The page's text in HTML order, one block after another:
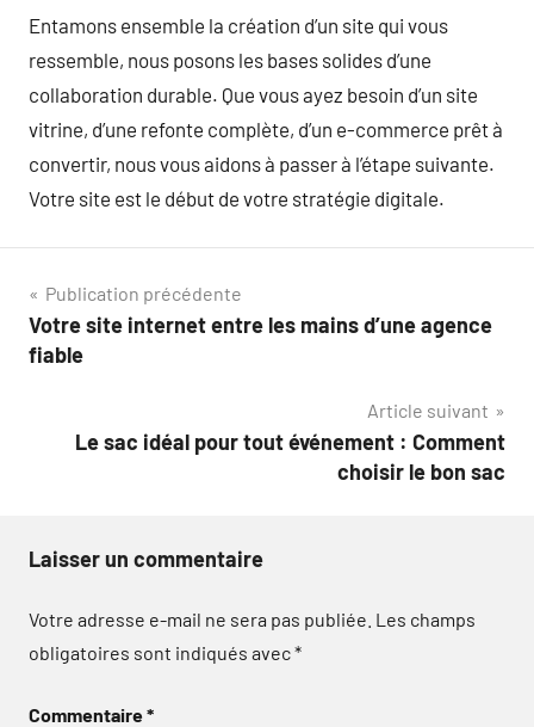
Entamons ensemble la création d’un site qui vous
ressemble, nous posons les bases solides d’une
collaboration durable. Que vous ayez besoin d’un site
vitrine, d’une refonte complète, d’un e-commerce prêt à
convertir, nous vous aidons à passer à l’étape suivante.
Votre site est le début de votre stratégie digitale.
Navigation
de
Publication précédente
Votre site internet entre les mains d’une agence
fiable
Article suivant
Le sac idéal pour tout événement : Comment
choisir le bon sac
Laisser un commentaire
Votre adresse e-mail ne sera pas publiée. Les champs
obligatoires sont indiqués avec*
Commentaire*